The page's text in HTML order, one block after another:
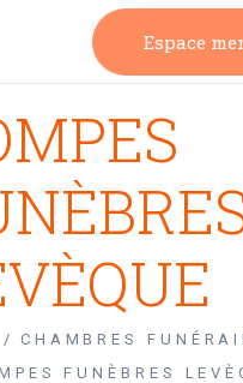
Espace
CHAMBRES
FUNÈBRES